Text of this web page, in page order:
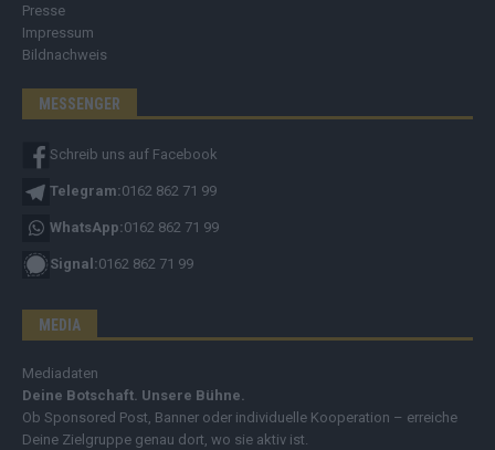
Presse
Impressum
Bildnachweis
MESSENGER
Schreib uns auf Facebook
Telegram:0162 862 71 99
WhatsApp:0162 862 71 99
Signal:0162 862 71 99
MEDIA
Mediadaten
Deine Botschaft. Unsere Bühne.
Ob Sponsored Post, Banner oder individuelle Kooperation – erreiche
Deine Zielgruppe genau dort, wo sie aktiv ist.